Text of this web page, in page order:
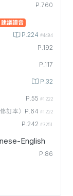
P.760
建議讀音
P.224 #4404
P.192
P.117
P.32
P.55 #1222
修訂本〉P.64 #1222
P.242 #3251
English
P.86